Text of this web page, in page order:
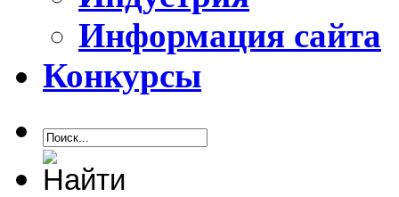
Информация сайта
Конкурсы